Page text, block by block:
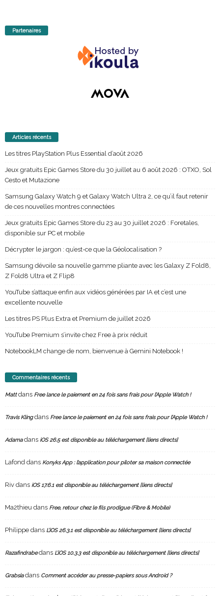
Partenaires
Articles récents
Les titres PlayStation Plus Essential d’août 2026
Jeux gratuits Epic Games Store du 30 juillet au 6 août 2026 : OTXO, Sol
Cesto et Mutazione
Samsung Galaxy Watch 9 et Galaxy Watch Ultra 2, ce qu’il faut retenir
de ces nouvelles montres connectées
Jeux gratuits Epic Games Store du 23 au 30 juillet 2026 : Foretales,
disponible sur PC et mobile
Décrypter le jargon : qu’est-ce que la Géolocalisation ?
Samsung dévoile sa nouvelle gamme pliante avec les Galaxy Z Fold8,
Z Fold8 Ultra et Z Flip8
YouTube s’attaque enfin aux vidéos générées par IA et c’est une
excellente nouvelle
Les titres PS Plus Extra et Premium de juillet 2026
YouTube Premium s’invite chez Free à prix réduit
NotebookLM change de nom, bienvenue à Gemini Notebook !
Commentaires récents
Mattdans Free lance le paiement en 24 fois sans frais pour l’Apple Watch !
Travis Klingdans Free lance le paiement en 24 fois sans frais pour l’Apple Watch !
Adamadans iOS 26.5 est disponible au téléchargement [liens directs]
Lafond dans Konyks App : l’application pour piloter sa maison connectée
Riv dans iOS 17.6.1 est disponible au téléchargement [liens directs]
Ma2thieu dans Free, retour chez le fils prodigue (Fibre & Mobile)
Philippe dans L’iOS 26.3.1 est disponible au téléchargement [liens directs]
Razafindrabedans L’iOS 10.3.3 est disponible au téléchargement [liens directs]
Grabsiadans Comment accéder au presse-papiers sous Android ?